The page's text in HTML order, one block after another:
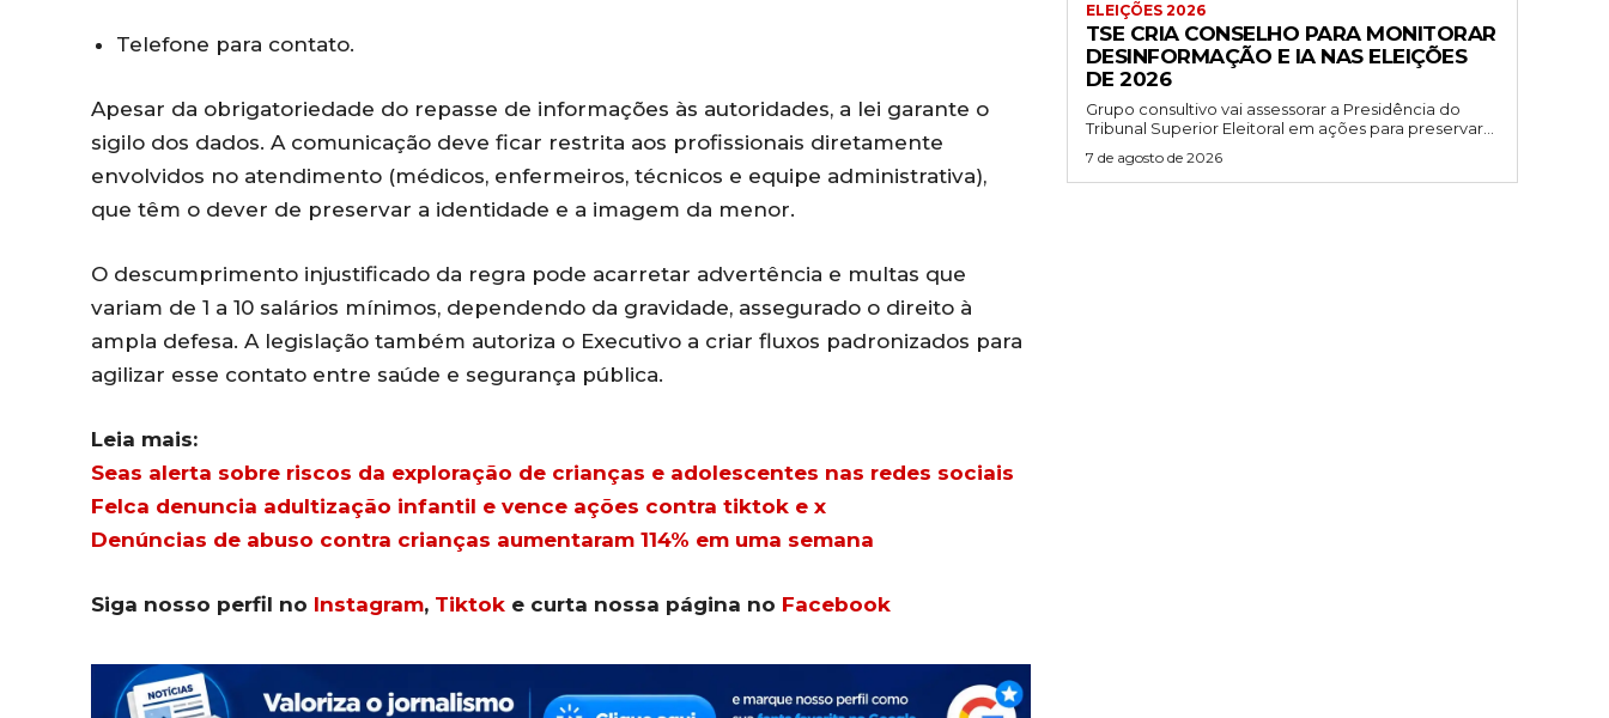
Telefone para contato.
Apesar da obrigatoriedade do repasse de informações às autoridades, a lei garante o
sigilo dos dados. A comunicação deve ficar restrita aos profissionais diretamente
envolvidos no atendimento (médicos, enfermeiros, técnicos e equipe administrativa),
que têm o dever de preservar a identidade e a imagem da menor.
O descumprimento injustificado da regra pode acarretar advertência e multas que
variam de 1 a 10 salários mínimos, dependendo da gravidade, assegurado o direito à
ampla defesa. A legislação também autoriza o Executivo a criar fluxos padronizados para
agilizar esse contato entre saúde e segurança pública.
Leia mais:
Seas alerta sobre riscos da exploração de crianças e adolescentes nas redes sociais
Felca denuncia adultização infantil e vence ações contra tiktok e x
Denúncias de abuso contra crianças aumentaram 114% em uma semana
Siga nosso perfil no Instagram, Tiktok e curta nossa página no Facebook
ELEIÇÕES 2026
TSE CRIA CONSELHO PARA MONITORAR
DESINFORMAÇÃO E IA NAS ELEIÇÕES
DE 2026
Grupo consultivo vai assessorar a Presidência do
Tribunal Superior Eleitoral em ações para preservar...
7 de agosto de 2026